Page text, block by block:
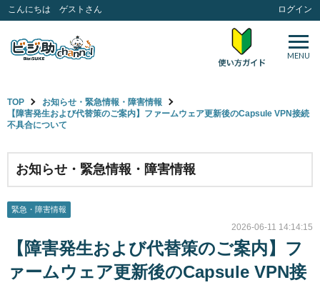
こんにちは ゲストさん ログイン
MENU
TOP
お知らせ・緊急情報・障害情報
【障害発生および代替策のご案内】ファームウェア更新後のCapsule VPN接続
不具合について
お知らせ・緊急情報・障害情報
緊急・障害情報
2026-06-11 14:14:15
【障害発生および代替策のご案内】フ
ァームウェア更新後のCapsule VPN接